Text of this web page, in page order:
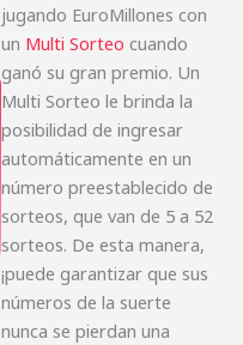
jugando EuroMillones con
un Multi Sorteo cuando
ganó su gran premio. Un
Multi Sorteo le brinda la
posibilidad de ingresar
automáticamente en un
número preestablecido de
sorteos, que van de 5 a 52
sorteos. De esta manera,
¡puede garantizar que sus
números de la suerte
nunca se pierdan una